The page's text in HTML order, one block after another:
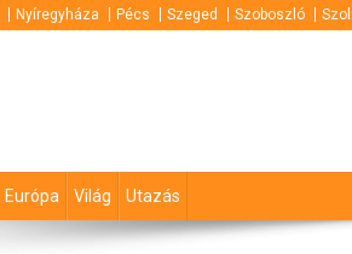
Nyíregyháza Pécs Szeged Szoboszló
Európa Világ Utazás